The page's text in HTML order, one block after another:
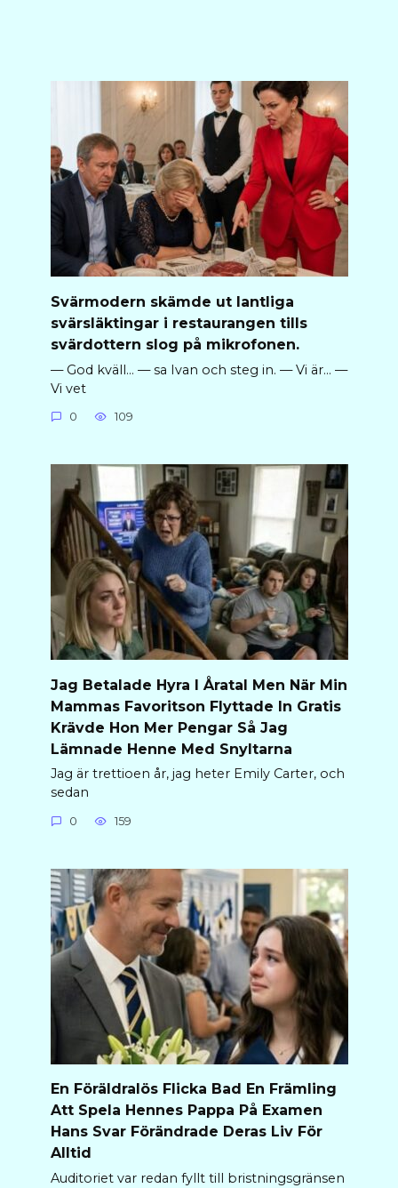
Svärmodern skämde ut lantliga
svärsläktingar i restaurangen tills
svärdottern slog på mikrofonen.
— God kväll… — sa Ivan och steg in. — Vi är… —
Vi vet
0 109
Jag Betalade Hyra I Åratal Men När Min
Mammas Favoritson Flyttade In Gratis
Krävde Hon Mer Pengar Så Jag
Lämnade Henne Med Snyltarna
Jag är trettioen år, jag heter Emily Carter, och
sedan
0 159
En Föräldralös Flicka Bad En Främling
Att Spela Hennes Pappa På Examen
Hans Svar Förändrade Deras Liv För
Alltid
Auditoriet var redan fyllt till bristningsgränsen